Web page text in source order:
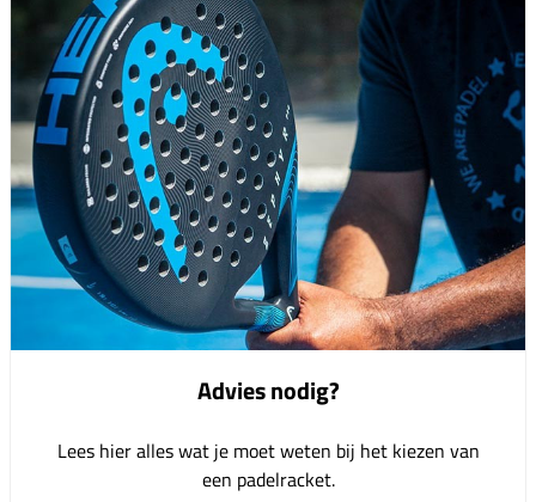
Advies nodig?
Lees hier alles wat je moet weten bij het kiezen van
een padelracket.